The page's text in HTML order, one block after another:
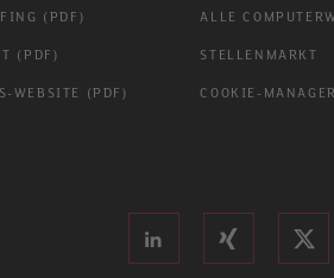
(PDF)
(PDF)
WEBSITE (PDF)
ALLE
STELLENMARKT
COOKIE-MANAGER